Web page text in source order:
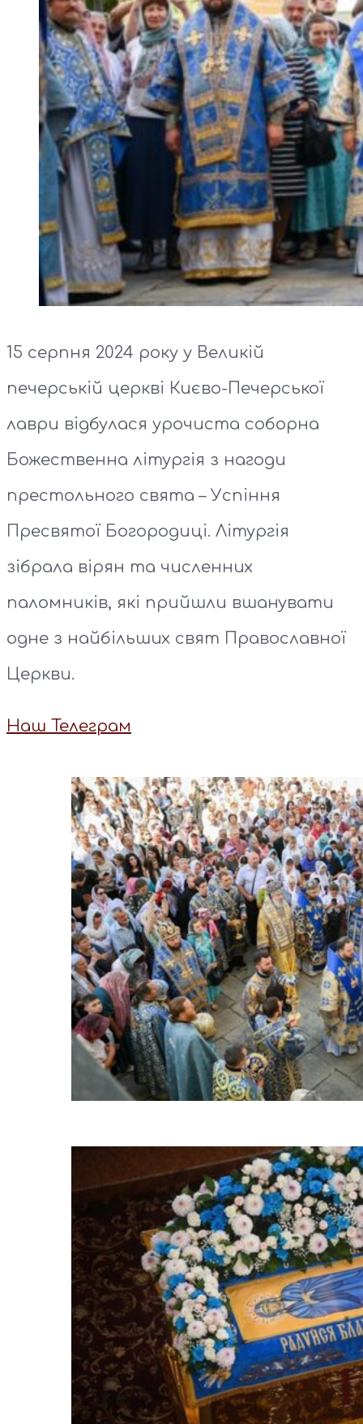
15 серпня 2024 року у Великій
печерській церкві Києво-Печерської
лаври відбулася урочиста соборна
Божественна літургія з нагоди
престольного свята – Успіння
Пресвятої Богородиці. Літургія
зібрала вірян та численних
паломників, які прийшли вшанувати
одне з найбільших свят Православної
Церкви.
Наш Телеграм